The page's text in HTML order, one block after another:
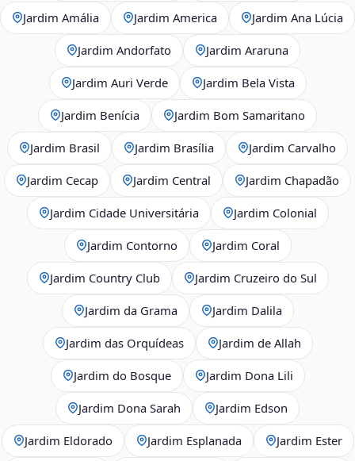
Jardim Amália Jardim America Jardim Ana Lúcia
Jardim Andorfato Jardim Araruna
Jardim Auri Verde Jardim Bela Vista
Jardim Benícia Jardim Bom Samaritano
Jardim Brasil Jardim Brasília Jardim Carvalho
Jardim Cecap Jardim Central Jardim Chapadão
Jardim Cidade Universitária Jardim Colonial
Jardim Contorno Jardim Coral
Jardim Country Club Jardim Cruzeiro do Sul
Jardim da Grama Jardim Dalila
Jardim das Orquídeas Jardim de Allah
Jardim do Bosque Jardim Dona Lili
Jardim Dona Sarah Jardim Edson
Jardim Eldorado Jardim Esplanada Jardim Ester